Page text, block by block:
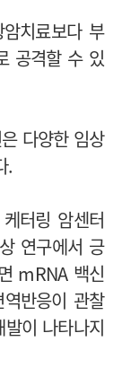
치료보다 부
공격할 수 있
다양한 임상
.
터링 암센터
연구에서 긍
mRNA 백신
반응이 관찰
이 나타나지